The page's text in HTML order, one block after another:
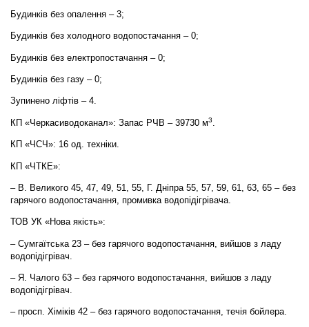
Будинків без опалення – 3;
Будинків без холодного водопостачання – 0;
Будинків без електропостачання – 0;
Будинків без газу – 0;
Зупинено ліфтів – 4.
КП «Черкасиводоканал»: Запас РЧВ – 39730 м3
КП «ЧСЧ»: 16 од. техніки.
КП «ЧТКЕ»:
– В. Великого 45, 47, 49, 51, 55, Г. Дніпра 55, 57, 59, 61, 63, 65 – без
гарячого водопостачання, промивка водопідігрівача.
ТОВ УК «Нова якість»:
– Сумгаїтська 23 – без гарячого водопостачання, вийшов з ладу
водопідігрівач.
– Я. Чалого 63 – без гарячого водопостачання, вийшов з ладу
водопідігрівач.
– просп. Хіміків 42 – без гарячого водопостачання, течія бойлера.